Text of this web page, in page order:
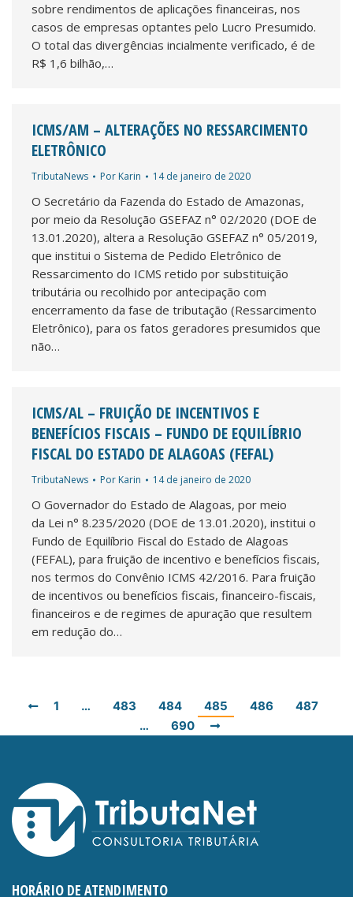
sobre rendimentos de aplicações financeiras, nos
casos de empresas optantes pelo Lucro Presumido.
O total das divergências incialmente verificado, é de
R$ 1,6 bilhão,…
ICMS/AM – ALTERAÇÕES NO RESSARCIMENTO
ELETRÔNICO
TributaNews Por Karin 14 de janeiro de 2020
O Secretário da Fazenda do Estado de Amazonas,
por meio da Resolução GSEFAZ n° 02/2020 (DOE de
13.01.2020), altera a Resolução GSEFAZ n° 05/2019,
que institui o Sistema de Pedido Eletrônico de
Ressarcimento do ICMS retido por substituição
tributária ou recolhido por antecipação com
encerramento da fase de tributação (Ressarcimento
Eletrônico), para os fatos geradores presumidos que
não…
ICMS/AL – FRUIÇÃO DE INCENTIVOS E
BENEFÍCIOS FISCAIS – FUNDO DE EQUILÍBRIO
FISCAL DO ESTADO DE ALAGOAS (FEFAL)
TributaNews Por Karin 14 de janeiro de 2020
O Governador do Estado de Alagoas, por meio
da Lei n° 8.235/2020 (DOE de 13.01.2020), institui o
Fundo de Equilíbrio Fiscal do Estado de Alagoas
(FEFAL), para fruição de incentivo e benefícios fiscais,
nos termos do Convênio ICMS 42/2016. Para fruição
de incentivos ou benefícios fiscais, financeiro-fiscais,
financeiros e de regimes de apuração que resultem
em redução do…
1 … 483 484 485 486
487
…
690
HORÁRIO DE ATENDIMENTO